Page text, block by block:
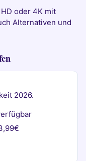
oder 4K mit
Alternativen und
2026.